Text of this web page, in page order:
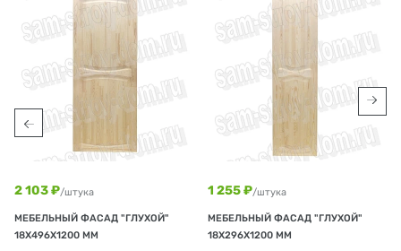
2 103 ₽/штука
МЕБЕЛЬНЫЙ ФАСАД "ГЛУХОЙ"
18Х496Х1200 ММ
1 255 ₽/штука
МЕБЕЛЬНЫЙ ФАСАД "ГЛУХОЙ"
18Х296Х1200 ММ